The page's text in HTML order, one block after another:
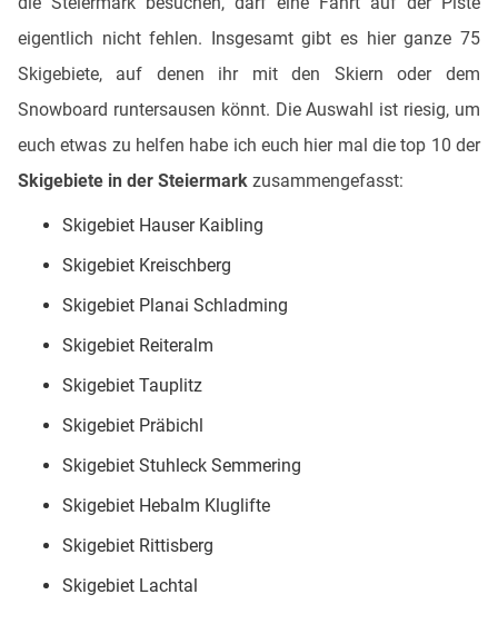
eigentlich nicht fehlen. Insgesamt gibt es hier ganze 75
Skigebiete, auf denen ihr mit den Skiern oder dem
Snowboard runtersausen könnt. Die Auswahl ist riesig, um
euch etwas zu helfen habe ich euch hier mal die top 10 der
Skigebiete in der Steiermark zusammengefasst:
Skigebiet Hauser Kaibling
Skigebiet Kreischberg
Skigebiet Planai Schladming
Skigebiet Reiteralm
Skigebiet Tauplitz
Skigebiet Präbichl
Skigebiet Stuhleck Semmering
Skigebiet Hebalm Kluglifte
Skigebiet Rittisberg
Skigebiet Lachtal